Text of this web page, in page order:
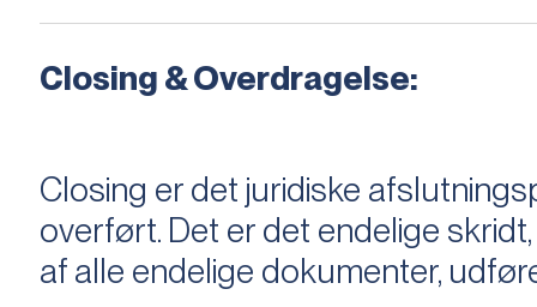
Closing & Overdragelse:
Closing er det juridiske
overført. Det er det endelige
af alle endelige dokumenter,